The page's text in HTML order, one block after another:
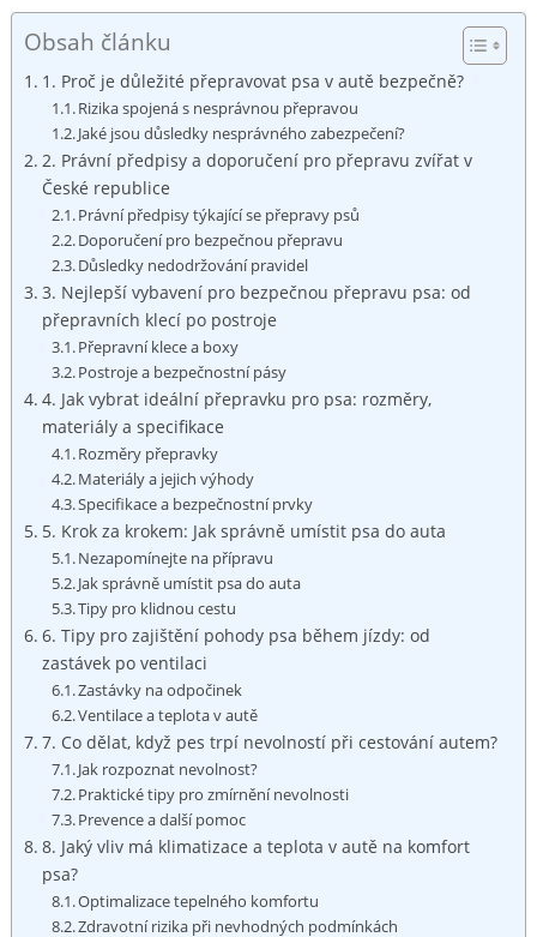
Obsah článku
1.⁤ Proč je důležité přepravovat psa‌ v autě bezpečně?
Rizika‌ spojená s nesprávnou⁣ přepravou
Jaké ‍jsou důsledky nesprávného zabezpečení?
2. Právní předpisy a doporučení ⁤pro ‍přepravu zvířat v
České republice
Právní předpisy ⁣týkající se ​přepravy psů
Doporučení pro bezpečnou⁤ přepravu
Důsledky nedodržování pravidel
3. Nejlepší vybavení pro bezpečnou přepravu psa: od ​
přepravních klecí ⁣po postroje
Přepravní klece a boxy
Postroje a bezpečnostní pásy
4. Jak vybrat ideální přepravku pro psa: rozměry,
materiály a specifikace
Rozměry ​přepravky
Materiály a jejich výhody
Specifikace a⁢ bezpečnostní prvky
5. Krok za ⁣krokem: Jak správně umístit psa do auta
Nezapomínejte na přípravu
Jak ⁢správně umístit psa do auta
Tipy pro klidnou cestu
6. Tipy pro zajištění pohody psa⁢ během jízdy: od
zastávek ‍po ventilaci
Zastávky na⁤ odpočinek
Ventilace a teplota v autě
7. Co dělat, když pes trpí nevolností ​při cestování​ autem?
Jak rozpoznat nevolnost?
Praktické⁤ tipy pro zmírnění nevolnosti
Prevence a další pomoc
8.⁣ Jaký vliv má⁤ klimatizace a teplota v autě na komfort
⁣psa?
Optimalizace ⁢tepelného komfortu
Zdravotní rizika při nevhodných podmínkách